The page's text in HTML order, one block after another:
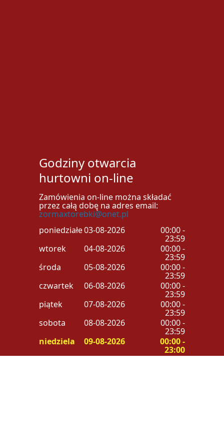
Godziny otwarcia
hurtowni on-line
Zamówienia on-line można składać
przez całą dobę na adres email:
zormaxtorebki@onet.pl
poniedziałek03-08-2026 00:00 -
23:59
wtorek
04-08-2026 00:00 -
23:59
środa
05-08-2026 00:00 -
23:59
czwartek
06-08-2026 00:00 -
23:59
piątek
07-08-2026 00:00 -
23:59
sobota
08-08-2026 00:00 -
23:59
niedziela
09-08-2026 00:00 -
23:00